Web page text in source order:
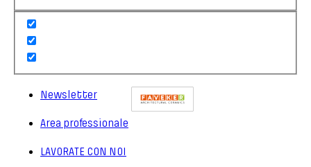
Newsletter
Area professionale
LAVORATE CON NOI